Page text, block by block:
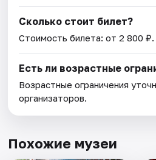
Сколько стоит билет?
Стоимость билета: от 2 800 ₽.
Есть ли возрастные
Возрастные ограничения
организаторов.
Похожие музеи